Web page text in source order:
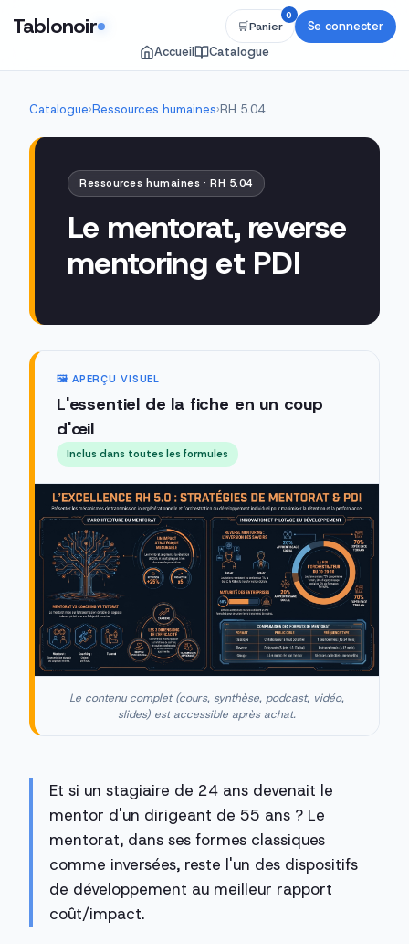
Tablonoir
Accueil Catalogue
🛒Panier
0
Se connecter
Catalogue›Ressources humaines›RH 5.04
Ressources humaines · RH 5.04
Le mentorat, reverse
mentoring et PDI
🖼️ APERÇU VISUEL
L'essentiel de la fiche en un coup
d'œil
Inclus dans toutes les formules
Le contenu complet (cours, synthèse, podcast, vidéo,
slides) est accessible après achat.
Et si un stagiaire de 24 ans devenait le
mentor d'un dirigeant de 55 ans ? Le
mentorat, dans ses formes classiques
comme inversées, reste l'un des dispositifs
de développement au meilleur rapport
coût/impact.